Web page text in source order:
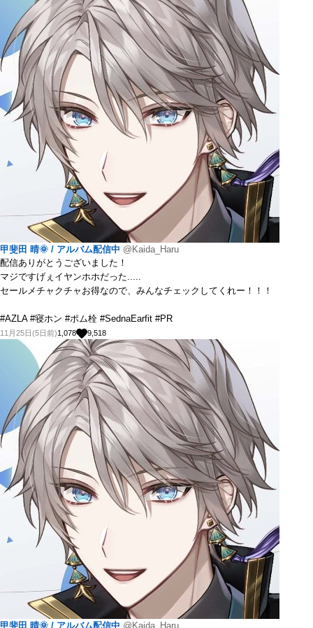
甲斐田 晴🌞 / アルバム配信中 @Kaida_Haru
配信ありがとうございました！
マジですげぇイヤンホホだった.....
セールメチャクチャお得なので、みんなチェックしてくれー！！！
#AZLA #寝ホン #ポム栓 #SednaEarfit #PR
11月25日(5日前)1,078 9,518
甲斐田 晴🌞 / アルバム配信中 @Kaida_Haru